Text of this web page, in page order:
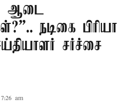
ஆடை
நடிகை பிரியா
சர்ச்சை
am